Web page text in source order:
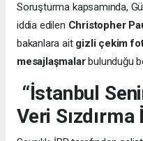
Soruşturma kapsamında,
iddia edilen Christopher
bakanlara ait gizli çekim
mesajlaşmalarbulunduğu
“İstanbul
Veri Sızdırma